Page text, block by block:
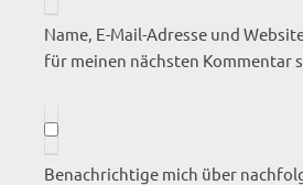
Name, E-Mail-Adresse und
für meinen nächsten Kommentar
Benachrichtige mich über